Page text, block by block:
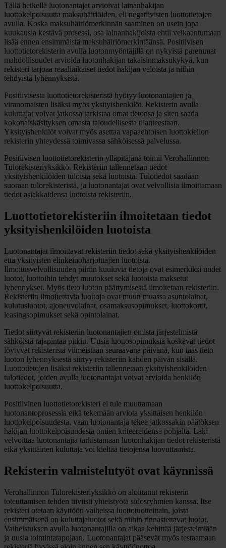
Tällä hetkellä luotonantajat arvioivat lainanhakijan
luottokelpoisuutta maksuhäiriöiden, eli negatiivisten luottotietojen
avulla. Koska maksuhäiriömerkinnän saaminen on usein jopa
kuukausia kestävä prosessi, osa lainanhakijoista ehtii velkaantumaan
lisää ennen ensimmäistä maksuhäiriömerkintäänsä. Positiivisen
luottotietorekisterin avulla luotonmyöntäjillä on nykyistä paremmat
mahdollisuudet arvioida luotonhakijan takaisinmaksukykyä, kun
rekisteri tarjoaa reaaliaikaiset tiedot hakijan veloista ja niihin
tehdyistä lyhennyksistä.
Positiivisesta luottotietorekisteristä hyötyy luotonantajien ja
viranomaisten lisäksi myös yksityishenkilöt. Rekisterin avulla
kuluttajat voivat jatkossa tarkistaa omat tietonsa ja siten saada
kokonaiskäsityksen omasta taloudellisesta tilanteestaan.
Yksityishenkilöt voivat myös asettaa vapaaehtoisen luottokiellon
rekisterin yhteydessä toimivassa sähköisessä palvelussa.
Positiivisen luottotietorekisterin ylläpitäjänä toimii Verohallinnon
Tulorekisteriyksikkö. Rekisteriin tallennetaan tiedot
yksityishenkilöiden tuloista sekä luotoista. Tulotiedot saadaan
suoraan tulorekisteristä, ja luotonantajat ovat velvollisia ilmoittamaan
tiedot asiakkaidensa luotoista rekisteriin.
Luottotietorekisteriin ilmoitetaan tiedot
yksityishenkilöiden luotoista
Luotonantajat ilmoittavat rekisteriin tiedot sekä yksityishenkilöiden
että yksityisten elinkeinoharjoittajien luotoista.
Ilmoitusvelvollisuuden piiriin kuuluvia tietoja ovat esimerkiksi uudet
luotot, luottoihin tehdyt muutokset sekä luotoista maksetut
lyhennykset. Myös tieto luoton päättymisestä ilmoitetaan rekisteriin.
Rekisteriin ilmoitettavia luottoja ovat muun muassa asuntolainat,
kulutusluotot, ajoneuvolainat, osamaksusopimukset, luottokortit,
leasingsopimukset sekä opintolainat.
Tiedot siirtyvät rekisteriin luotonantajien omista järjestelmistä
sähköistä rajapintaa pitkin. Uusia luottosopimuksia koskevat tiedot
löytyvät rekisteristä viimeistään seuraavana päivänä, kun taas tieto
luoton lyhennyksestä siirtyy rekisteriin kahden päivän sisällä.
Luottotietojen lisäksi rekisteriin tallennetaan yksityishenkilöiden
tulotiedot, joiden avulla luotonantajat voivat arvioida henkilön
luottokelpoisuutta.
Positiivinen luottotietorekisteri ei tule muuttamaan
luotonantoprosessia eikä tekemään arviota yksittäisen henkilön
luottokelpoisuudesta, vaan luotonantaja tekee jatkossakin päätöksen
hakijan luottokelpoisuudesta omien kriteereidensä pohjalta. Laki
velvoittaa luotonantajia tarkistamaan luotonhakijan tiedot rekisteristä
eikä yksittäinen kuluttaja voi kieltää tietojensa luovuttamista.
Rekisterin valmistelutyöt ovat käynnissä
Verohallinnon Tulorekisteriyksikkö on aloittanut rekisterin
toteuttamisen tehden tiiviisti yhteistyötä sidosryhmien kanssa. Itse
rekisteri otetaan käyttöön vaiheissa luottotuotteittain, joista
ensimmäisenä on kuluttajaluotot sekä niihin rinnastettavat luotot.
Vaiheistuksen avulla luotonantajilla on aikaa kehittää järjestelmiään
ja uusia toimintatapojaan. Luotonantajat pääsevät myös testaamaan